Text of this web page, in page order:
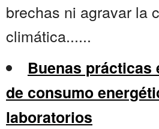
brechas ni agravar la
climática......
Buenas prácticas
de consumo
laboratorios